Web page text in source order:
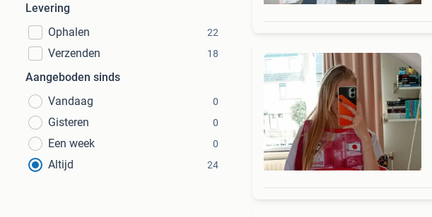
Levering
Ophalen
22
Verzenden 18
Aangeboden sinds
Vandaag
0
Gisteren 0
Een week 0
Altijd 24